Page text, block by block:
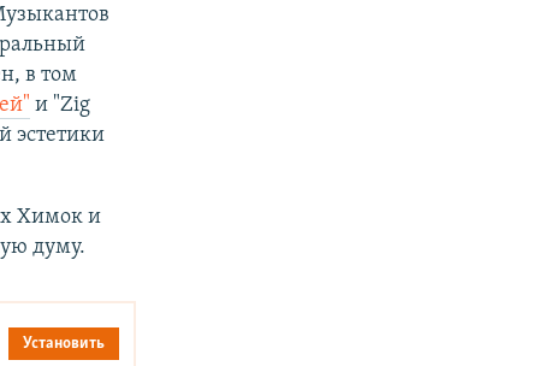
в том
и "Zig
эстетики
Химок и
думу.
Установить